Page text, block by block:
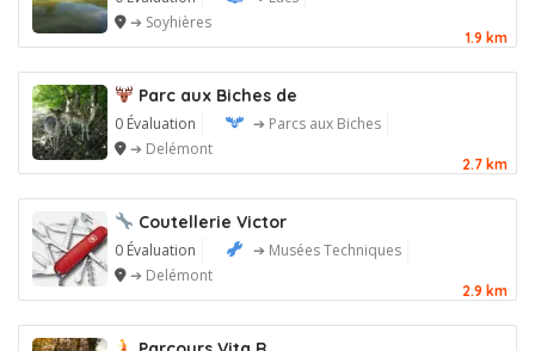
➔ Soyhières
1.9 km
Parc aux Biches de
0 Évaluation
➔ Parcs aux Biches
➔ Delémont
2.7 km
Coutellerie Victor
0 Évaluation
➔ Musées Techniques
➔ Delémont
2.9 km